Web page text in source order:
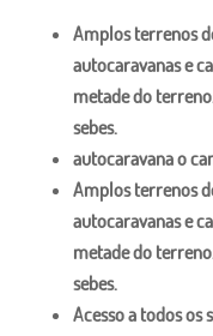
Amplos terrenos
autocaravanas e
metade do
sebes.
autocaravana o
Amplos terrenos
autocaravanas e
metade do
sebes.
Acesso a todos os